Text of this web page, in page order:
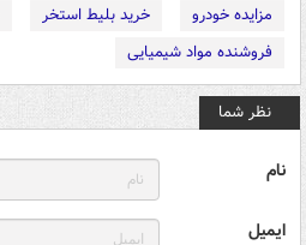
مزایده خودرو
خرید بلیط استخر
فروشنده مواد شیمیایی
نظر شما
نام
ایمیل